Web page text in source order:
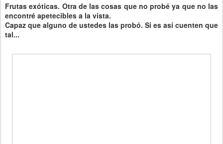
Frutas exóticas. Otra de las cosas que no probé ya que no las
encontré apetecibles a la vista.
Capaz que alguno de ustedes las probó. Si es así cuenten que
tal...